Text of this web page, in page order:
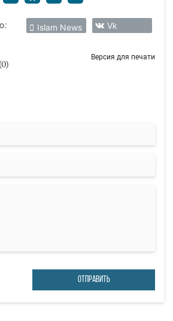
Islam News Vk
(0)
Версия для печати
ОТПРАВИТЬ